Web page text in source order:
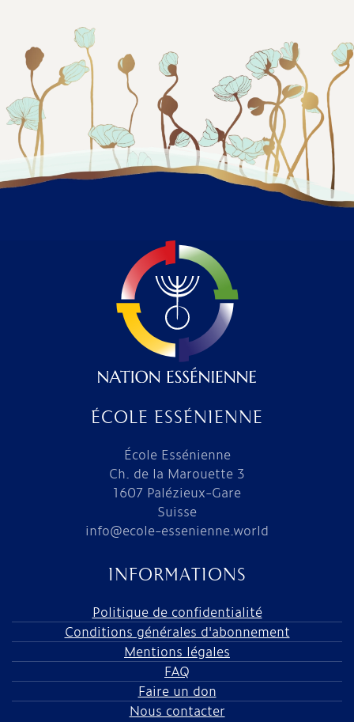
ÉCOLE ESSÉNIENNE
École Essénienne
Ch. de la Marouette 3
1607 Palézieux-Gare
Suisse
info@ecole-essenienne.world
INFORMATIONS
Politique de confidentialité
Conditions générales d'abonnement
Mentions légales
FAQ
Faire un don
Nous contacter